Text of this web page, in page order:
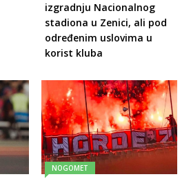
izgradnju Nacionalnog
stadiona u Zenici, ali pod
određenim uslovima u
korist kluba
NOGOMET